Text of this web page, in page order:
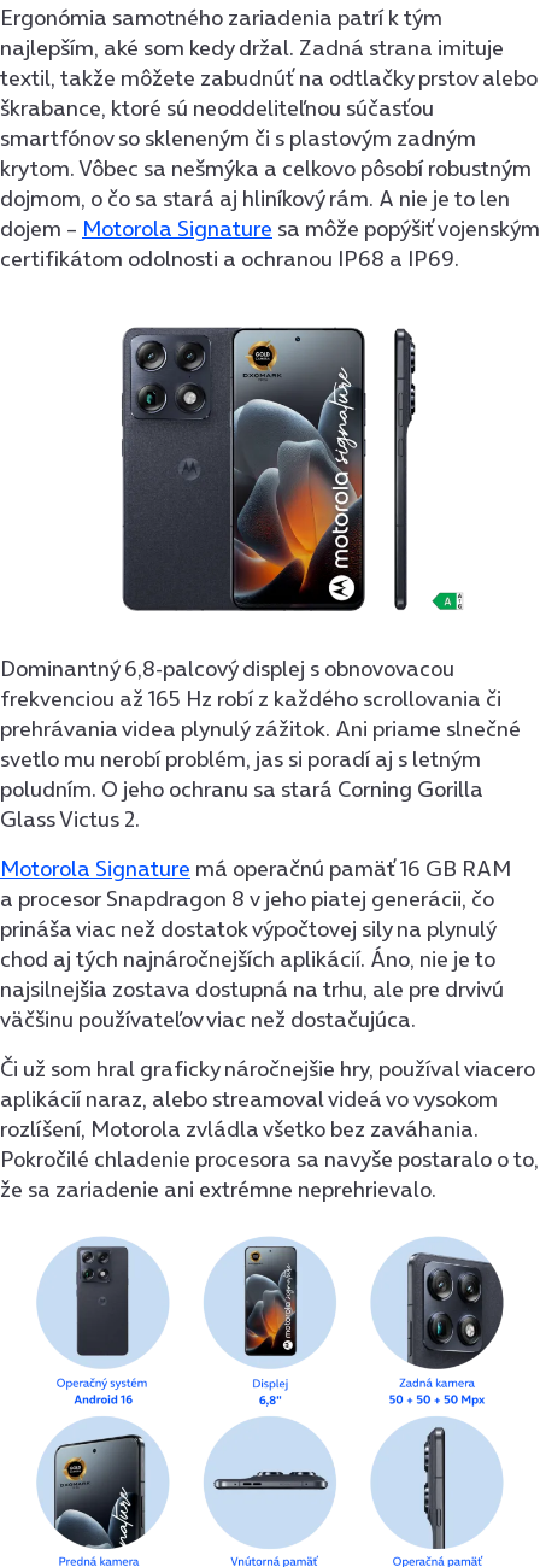
Ergonómia samotného zariadenia patrí k tým
najlepším, aké som kedy držal. Zadná strana imituje
textil, takže môžete zabudnúť na odtlačky prstov alebo
škrabance, ktoré sú neoddeliteľnou súčasťou
smartfónov so skleneným či s plastovým zadným
krytom. Vôbec sa nešmýka a celkovo pôsobí robustným
dojmom, o čo sa stará aj hliníkový rám. A nie je to len
dojem – Motorola Signature sa môže popýšiť vojenským
certifikátom odolnosti a ochranou IP68 a IP69.
Dominantný 6,8-palcový displej s obnovovacou
frekvenciou až 165 Hz robí z každého scrollovania či
prehrávania videa plynulý zážitok. Ani priame slnečné
svetlo mu nerobí problém, jas si poradí aj s letným
poludním. O jeho ochranu sa stará Corning Gorilla
Glass Victus 2.
Motorola Signature má operačnú pamäť 16 GB RAM
a procesor Snapdragon 8 v jeho piatej generácii, čo
prináša viac než dostatok výpočtovej sily na plynulý
chod aj tých najnáročnejších aplikácií. Áno, nie je to
najsilnejšia zostava dostupná na trhu, ale pre drvivú
väčšinu používateľov viac než dostačujúca.
Či už som hral graficky náročnejšie hry, používal viacero
aplikácií naraz, alebo streamoval videá vo vysokom
rozlíšení, Motorola zvládla všetko bez zaváhania.
Pokročilé chladenie procesora sa navyše postaralo o to,
že sa zariadenie ani extrémne neprehrievalo.